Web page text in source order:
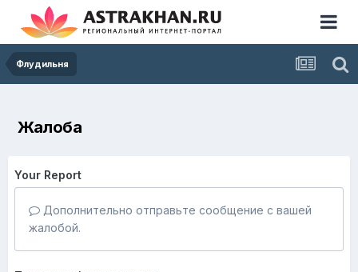
Флудильня
Жалоба
Your Report
Дополнительно отправьте сообщение с вашей
жалобой.